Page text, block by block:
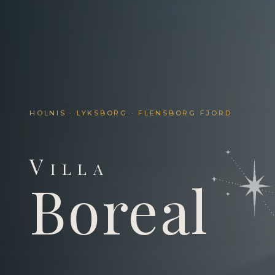
HOLNIS · LYKSBORG · FLENSBORG FJORD
Villa Boreal – Luksusferiehus ved Østersøen i Lyksborg
Villa
Boreal